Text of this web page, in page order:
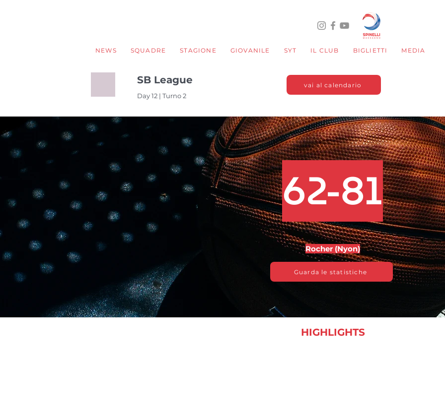
NEWS SQUADRE STAGIONE GIOVANILE SYT IL CLUB BIGLIETTI MEDIA
SB League vai al calendario
Day 12 | Turno 2
Rocher (Nyon)
Guarda le statistiche
62-81
HIGHLIGHTS